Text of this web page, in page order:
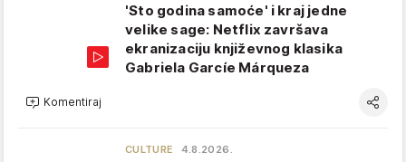
'Sto godina samoće' i kraj jedne
velike sage: Netflix završava
ekranizaciju književnog klasika
Gabriela Garcíe Márqueza
Komentiraj
CULTURE 4.8.2026.